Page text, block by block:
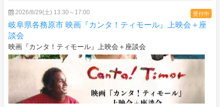
受付中
2026/8/29(土) 13:30～17:00
岐阜県各務原市 映画『カンタ！ティモール』上映会＋座
談会
映画『カンタ！ティモール』上映会＋座談会